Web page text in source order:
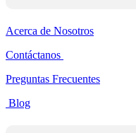
Acerca de Nosotros
Contáctanos
Preguntas Frecuentes
Blog